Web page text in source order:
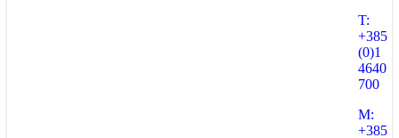
T:
+385
(0)1
4640
700
M:
+385